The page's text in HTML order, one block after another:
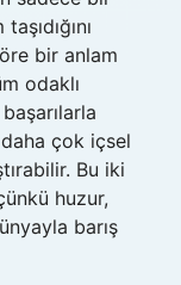
bir anlam
odaklı
çok içsel
Bu iki
huzur,
barış